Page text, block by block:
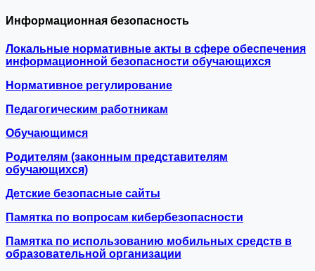
Информационная безопасность
Локальные нормативные акты в сфере обеспечения
информационной безопасности обучающихся
Нормативное регулирование
Педагогическим работникам
Обучающимся
Родителям (законным представителям
обучающихся)
Детские безопасные сайты
Памятка по вопросам кибербезопасности
Памятка по использованию мобильных средств в
образовательной организации